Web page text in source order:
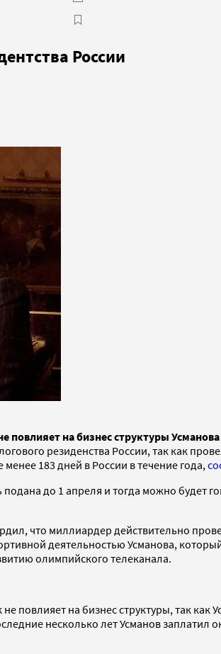
России
повлияет на бизнес структуры Усманова
резиденства России, так как
183 дней в России в течение года,
до 1 апреля и тогда можно будет
что миллиардер действительно
деятельностью Усманова,
олимпийского телеканала.
повлияет на бизнес структуры, так
несколько лет Усманов заплатил